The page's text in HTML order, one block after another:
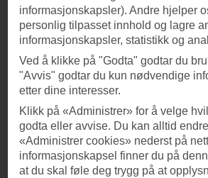
informasjonskapsler). Andre hjelper
personlig tilpasset innhold og lagre
informasjonskapsler, statistikk og
Ved å klikke på "Godta" godtar du
"Avvis" godtar du kun nødvendige
etter dine interesser.
Klikk på «Administrer» for å velge
godta eller avvise. Du kan alltid
«Administrer cookies» nederst på
informasjonskapsel finner du på
at du skal føle deg trygg på at